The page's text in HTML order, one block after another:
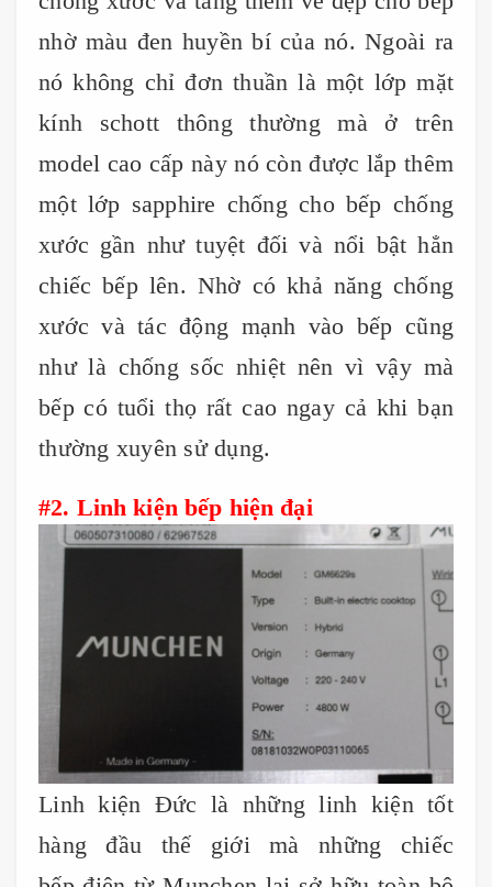
nhờ màu đen huyền bí của nó. Ngoài ra
nó không chỉ đơn thuần là một lớp mặt
kính schott thông thường mà ở trên
model cao cấp này nó còn được lắp thêm
một lớp sapphire chống cho bếp chống
xước gần như tuyệt đối và nổi bật hẳn
chiếc bếp lên. Nhờ có khả năng chống
xước và tác động mạnh vào bếp cũng
như là chống sốc nhiệt nên vì vậy mà
bếp có tuổi thọ rất cao ngay cả khi bạn
thường xuyên sử dụng.
#2. Linh kiện bếp hiện đại
Linh kiện Đức là những linh kiện tốt
hàng đầu thế giới mà những chiếc